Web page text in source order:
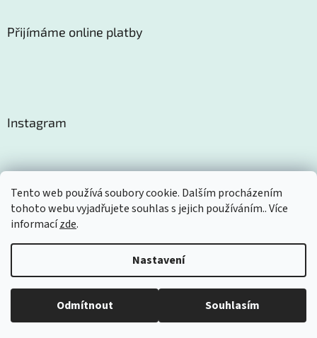
Tento web používá soubory cookie. Dalším procházením
tohoto webu vyjadřujete souhlas s jejich používáním.. Více
informacízde.
Nastavení
Odmítnout Souhlasím
Přijímáme online platby
Instagram
Sledovat na Instagramu
Vytvořil Shoptet
Copyright 2026 . Všechna práva vyhrazena.